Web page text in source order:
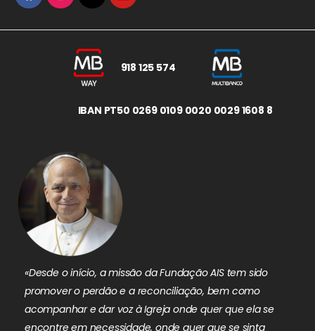
918 125 574
IBAN PT50 0269 0109 0020 0029 1608 8
«Desde o início, a missão da Fundação AIS tem sido
promover o perdão e a reconciliação, bem como
acompanhar e dar voz à Igreja onde quer que ela se
encontre em necessidade, onde quer que se sinta